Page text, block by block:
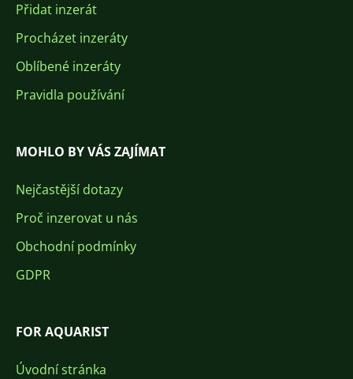
Přidat inzerát
Procházet inzeráty
Oblíbené inzeráty
Pravidla používání
MOHLO BY VÁS ZAJÍMAT
Nejčastější dotazy
Proč inzerovat u nás
Obchodní podmínky
GDPR
FOR AQUARIST
Úvodní stránka